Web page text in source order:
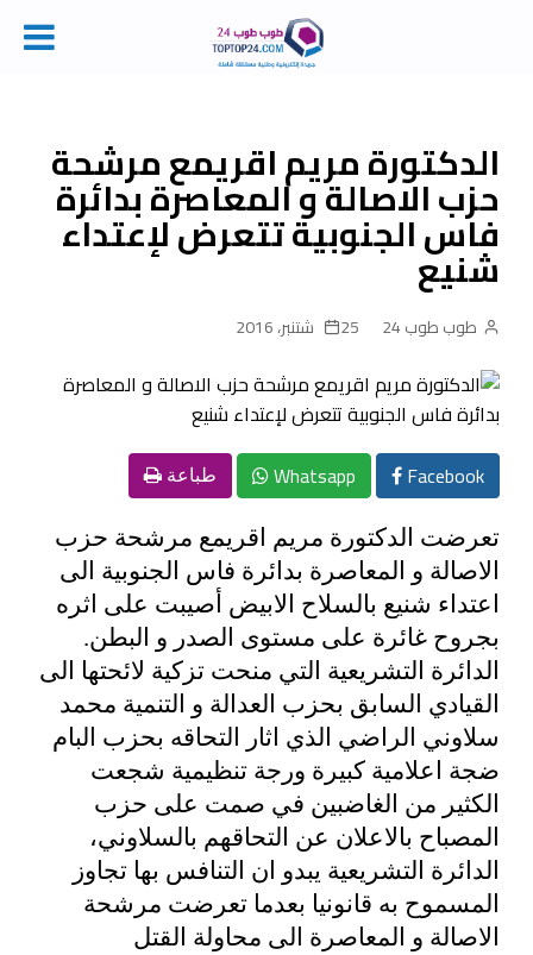
contentالدكتورة مريم اقريمع مرشحة
حزب الاصالة و المعاصرة بدائرة
فاس الجنوبية تتعرض لإعتداء
شنيع
طوب طوب 24 25 شتنبر، 2016
Facebook
Whatsapp طباعة
تعرضت الدكتورة مريم اقريمع مرشحة حزب
الاصالة و المعاصرة بدائرة فاس الجنوبية الى
اعتداء شنيع بالسلاح الابيض أصيبت على اثره
بجروح غائرة على مستوى الصدر و البطن.
الدائرة التشريعية التي منحت تزكية لائحتها الى
القيادي السابق بحزب العدالة و التنمية محمد
سلاوني الراضي الذي اثار التحاقه بحزب البام
ضجة اعلامية كبيرة ورجة تنظيمية شجعت
الكثير من الغاضبين في صمت على حزب
المصباح بالاعلان عن التحاقهم بالسلاوني،
الدائرة التشريعية يبدو ان التنافس بها تجاوز
المسموح به قانونيا بعدما تعرضت مرشحة
الاصالة و المعاصرة الى محاولة القتل